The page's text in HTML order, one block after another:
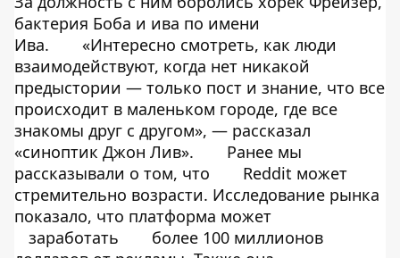
бактерия Боба и ива по имени
Ива.
«Интересно смотреть, как люди
взаимодействуют, когда нет никакой
предыстории — только пост и знание, что все
происходит в маленьком городе, где все
знакомы друг с другом», — рассказал
«синоптик Джон Лив».
Ранее мы
рассказывали о том, что
Reddit может
стремительно возрасти. Исследование рынка
показало, что платформа может
заработать
более 100 миллионов